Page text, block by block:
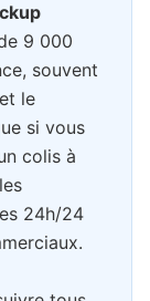
9 000
souvent
le
si vous
colis à
24h/24